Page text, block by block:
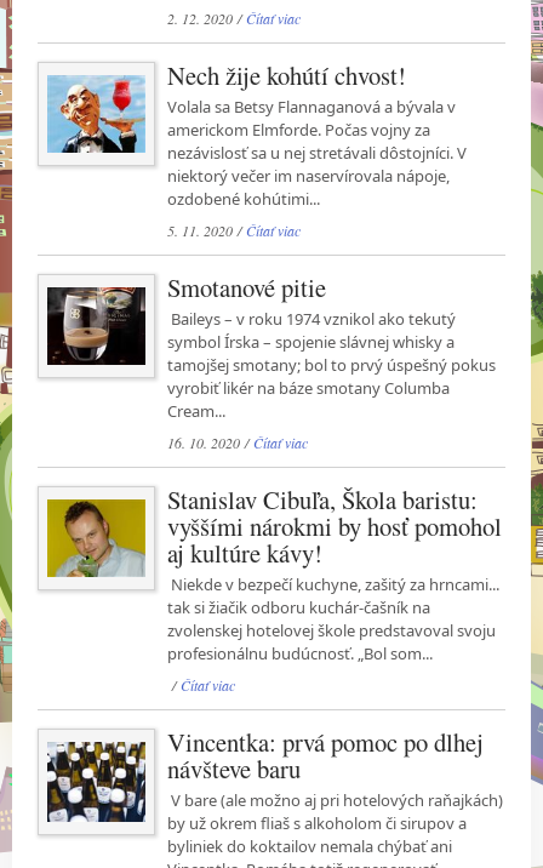
2. 12. 2020 /Čítať viac
Nech žije kohútí chvost!
Volala sa Betsy Flannaganová a bývala v
americkom Elmforde. Počas vojny za
nezávislosť sa u nej stretávali dôstojníci. V
niektorý večer im naservírovala nápoje,
ozdobené kohútimi...
5. 11. 2020 /Čítať viac
Smotanové pitie
Baileys – v roku 1974 vznikol ako tekutý
symbol Írska – spojenie slávnej whisky a
tamojšej smotany; bol to prvý úspešný pokus
vyrobiť likér na báze smotany Columba
Cream...
16. 10. 2020 /Čítať viac
Stanislav Cibuľa, Škola baristu:
vyššími nárokmi by hosť pomohol
aj kultúre kávy!
Niekde v bezpečí kuchyne, zašitý za hrncami...
tak si žiačik odboru kuchár-čašník na
zvolenskej hotelovej škole predstavoval svoju
profesionálnu budúcnosť. „Bol som...
/Čítať viac
Vincentka: prvá pomoc po dlhej
návšteve baru
V bare (ale možno aj pri hotelových raňajkách)
by už okrem fliaš s alkoholom či sirupov a
byliniek do koktailov nemala chýbať ani